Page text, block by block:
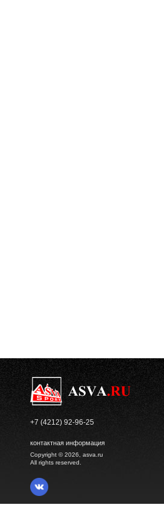
+7 (4212) 92-96-25
контактная информация
Copyright © 2026, asva.ru
All rights reserved.